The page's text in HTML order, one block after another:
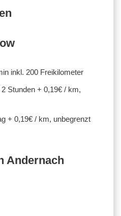
inkl. 200 Freikilometer
Stunden + 0,19€ / km,
+ 0,19€ / km, unbegrenzt
Andernach